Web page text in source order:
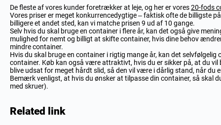
De fleste af vores kunder foretrækker at leje, og her er vores20-fods
Vores priser er meget konkurrencedygtige – faktisk ofte de billigste
billigere et andet sted, kan vi matche prisen 9 ud af 10 gange.
Selv hvis du skal bruge en container i flere år, kan det også give
mulighed for nemt og billigt at skifte container, hvis dine behov
mindre container.
Hvis du skal bruge en container i rigtig mange år, kan det
container. Køb kan også være attraktivt, hvis du er sikker på, at du
blive udsat for meget hårdt slid, så den vil være i dårlig stand, når du
Bemærk venligst, at hvis du ønsker at tilpasse din container, så skal
med skruer).
Related link